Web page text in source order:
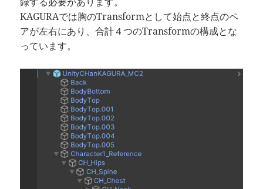
KAGURAでは胸のTransformとして始点と終点のペ
アが左右にあり、合計４つのTransformの構成とな
っています。